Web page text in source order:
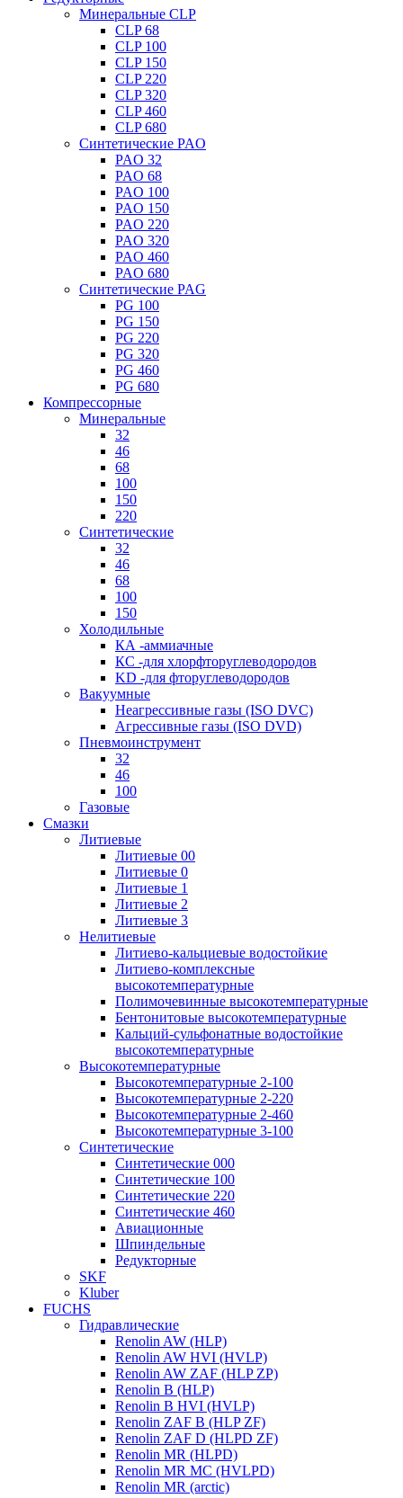
Минеральные CLP
CLP 68
CLP 100
CLP 150
CLP 220
CLP 320
CLP 460
CLP 680
Синтетические PAO
PAO 32
PAO 68
PAO 100
PAO 150
PAO 220
PAO 320
PAO 460
PAO 680
Синтетические PAG
PG 100
PG 150
PG 220
PG 320
PG 460
PG 680
Компрессорные
Минеральные
32
46
68
100
150
220
Синтетические
32
46
68
100
150
Холодильные
КА -аммиачные
КС -для хлорфторуглеводородов
KD -для фторуглеводородов
Вакуумные
Неагрессивные газы (ISO DVC)
Агрессивные газы (ISO DVD)
Пневмоинструмент
32
46
100
Газовые
Смазки
Литиевые
Литиевые 00
Литиевые 0
Литиевые 1
Литиевые 2
Литиевые 3
Нелитиевые
Литиево-кальциевые водостойкие
Литиево-комплексные
высокотемпературные
Полимочевинные высокотемпературные
Бентонитовые высокотемпературные
Кальций-сульфонатные водостойкие
высокотемпературные
Высокотемпературные
Высокотемпературные 2-100
Высокотемпературные 2-220
Высокотемпературные 2-460
Высокотемпературные 3-100
Синтетические
Синтетические 000
Синтетические 100
Синтетические 220
Синтетические 460
Авиационные
Шпиндельные
Редукторные
SKF
Kluber
FUCHS
Гидравлические
Renolin AW (HLP)
Renolin AW HVI (HVLP)
Renolin AW ZAF (HLP ZP)
Renolin B (HLP)
Renolin B HVI (HVLP)
Renolin ZAF B (HLP ZF)
Renolin ZAF D (HLPD ZF)
Renolin MR (HLPD)
Renolin MR MC (HVLPD)
Renolin MR (arctic)